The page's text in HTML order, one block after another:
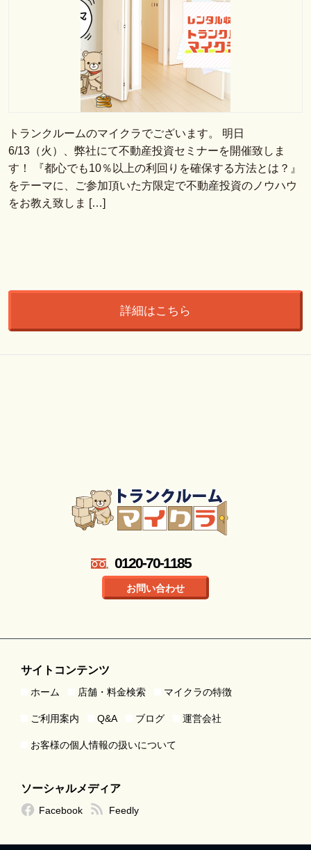
トランクルームのマイクラでございます。 明日
6/13（火）、弊社にて不動産投資セミナーを開催致しま
す！ 『都心でも10％以上の利回りを確保する方法とは？』
をテーマに、ご参加頂いた方限定で不動産投資のノウハウ
をお教え致しま […]
詳細はこちら
0120-70-1185
お問い合わせ
サイトコンテンツ
ホーム 店舗・料金検索 マイクラの特徴
ご利用案内 Q&A ブログ 運営会社
お客様の個人情報の扱いについて
ソーシャルメディア
Facebook Feedly